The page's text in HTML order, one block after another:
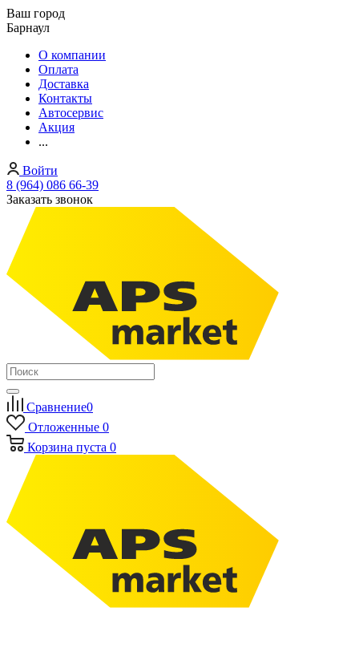
Ваш город
Барнаул
О компании
Оплата
Доставка
Контакты
Автосервис
Акция
...
Войти
8 (964) 086 66-39
Заказать звонок
Сравнение0
Отложенные 0
Корзина пуста 0